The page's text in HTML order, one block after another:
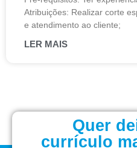
Atribuições: Realizar corte
e atendimento ao cliente;
LER MAIS
Quer
currículo